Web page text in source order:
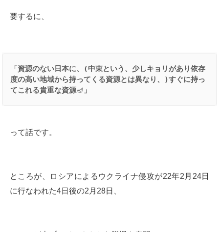
要するに、
「資源のない日本に、 (中東という、少しキョリがあり依存
度の高い地域から持ってくる資源とは異なり、
)すぐに持っ
てこれる貴重な資源🪔 」
って話です。
ところが、ロシアによるウクライナ侵攻が22年2月24日
に行なわれた4日後の2月28日、